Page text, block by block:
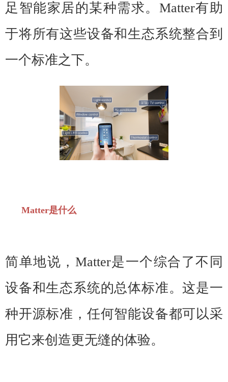
足智能家居的某种需求。Matter有助
于将所有这些设备和生态系统整合到
一个标准之下。
Matter是什么
简单地说，Matter是一个综合了不同
设备和生态系统的总体标准。这是一
种开源标准，任何智能设备都可以采
用它来创造更无缝的体验。